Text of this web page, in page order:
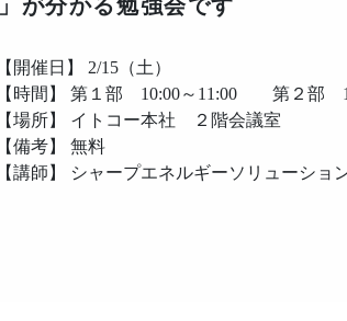
が分かる勉強会です
【開催日】 2/15（土）
【時間】 第１部 10:00～11:00 第２部
【場所】 イトコー本社 ２階会議室
【備考】 無料
【講師】 シャープエネルギーソリューシ